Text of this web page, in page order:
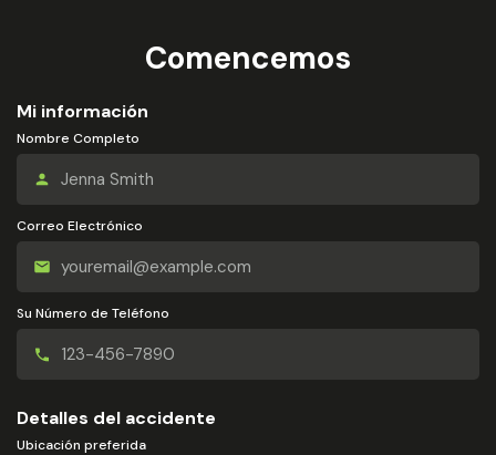
Comencemos
Mi información
Nombre Completo
Correo Electrónico
Su Número de Teléfono
Detalles del accidente
Ubicación preferida